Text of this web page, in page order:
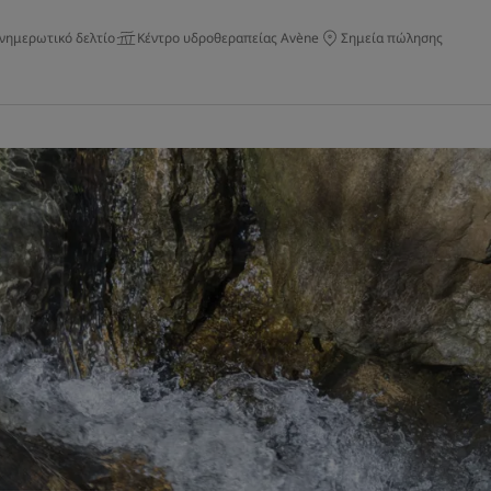
δελτίο Κέντρο υδροθεραπείας Avène Σημεία πώλησης